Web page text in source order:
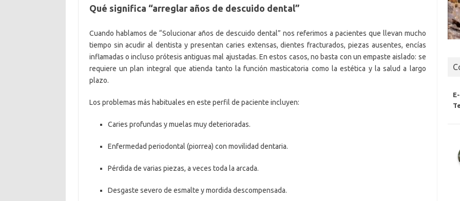
Qué significa “arreglar años de descuido dental”
Cuando hablamos de “Solucionar años de descuido dental” nos referimos a pacientes que llevan mucho
tiempo sin acudir al dentista y presentan caries extensas, dientes fracturados, piezas ausentes, encías
inflamadas o incluso prótesis antiguas mal ajustadas. En estos casos, no basta con un empaste aislado: se
requiere un plan integral que atienda tanto la función masticatoria como la estética y la salud a largo
plazo.
Los problemas más habituales en este perfil de paciente incluyen:
Caries profundas y muelas muy deterioradas.
Enfermedad periodontal (piorrea) con movilidad dentaria.
Pérdida de varias piezas, a veces toda la arcada.
Desgaste severo de esmalte y mordida descompensada.